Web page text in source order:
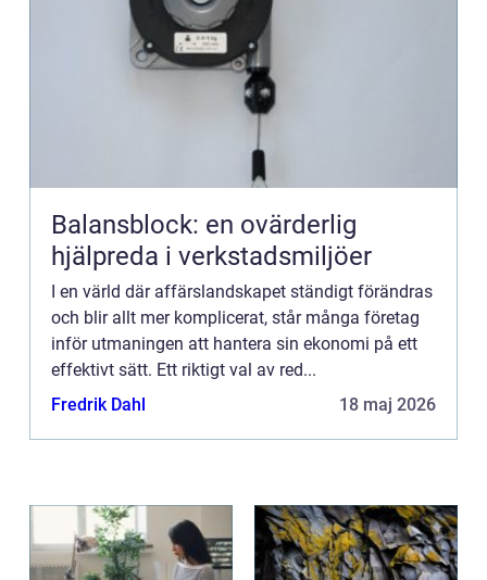
Balansblock: en ovärderlig
hjälpreda i verkstadsmiljöer
I en värld där affärslandskapet ständigt förändras
och blir allt mer komplicerat, står många företag
inför utmaningen att hantera sin ekonomi på ett
effektivt sätt. Ett riktigt val av red...
Fredrik Dahl
18 maj 2026